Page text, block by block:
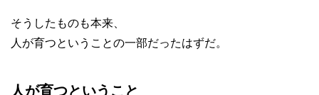
そうしたものも本来、
人が育つということの一部だったはずだ。
人が育つということ